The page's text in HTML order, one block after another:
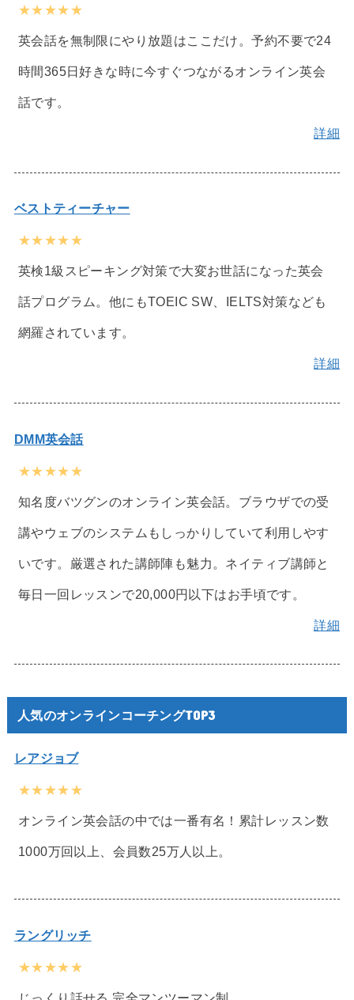
★★★★★
英会話を無制限にやり放題はここだけ。予約不要で24
時間365日好きな時に今すぐつながるオンライン英会
話です。
詳細
ベストティーチャー
★★★★★
英検1級スピーキング対策で大変お世話になった英会
話プログラム。他にもTOEIC SW、IELTS対策なども
網羅されています。
詳細
DMM英会話
★★★★★
知名度バツグンのオンライン英会話。ブラウザでの受
講やウェブのシステムもしっかりしていて利用しやす
いです。厳選された講師陣も魅力。ネイティブ講師と
毎日一回レッスンで20,000円以下はお手頃です。
詳細
人気のオンラインコーチングTOP3
レアジョブ
★★★★★
オンライン英会話の中では一番有名！累計レッスン数
1000万回以上、会員数25万人以上。
ラングリッチ
★★★★★